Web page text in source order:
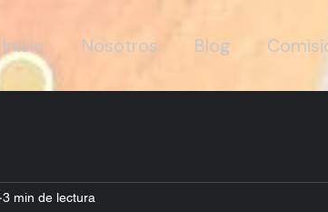
Inicio Nosotros Blog
3 min de lectura